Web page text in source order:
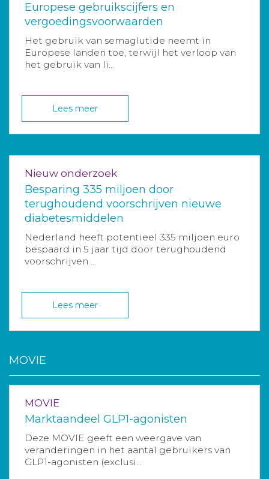
Europese gebruikscijfers en
vergoedingsvoorwaarden
Het gebruik van semaglutide neemt in
Europese landen toe, terwijl het verloop van
het gebruik van li...
Lees meer
Nieuw onderzoek
Besparing 335 miljoen door
terughoudend voorschrijven nieuwe
diabetesmiddelen
Nederland heeft potentieel 335 miljoen euro
bespaard in 5 jaar tijd door terughoudend
voorschrijven ...
Lees meer
MOVIE
MOVIE
Marktaandeel GLP1-agonisten
Deze MOVIE geeft een weergave van
veranderingen in het aantal gebruikers van
GLP1-agonisten (exclusi...